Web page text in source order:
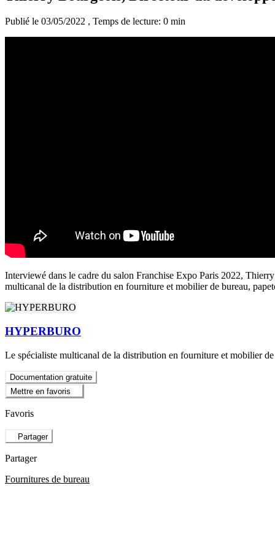
Publié le 03/05/2022 , Temps de lecture: 0 min
Interviewé dans le cadre du salon Franchise Expo Paris 2022,
multicanal de la distribution en fourniture et mobilier de bureau,
HYPERBURO
Le spécialiste multicanal de la distribution en fourniture et mobilier
Documentation gratuite
Mettre en favoris
Favoris
Partager
Partager
Fournitures de bureau